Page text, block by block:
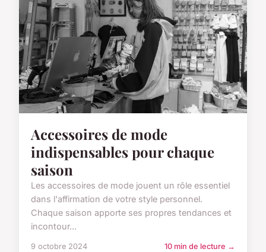
Accessoires de mode
indispensables pour chaque
saison
Les accessoires de mode jouent un rôle essentiel
dans l'affirmation de votre style personnel.
Chaque saison apporte ses propres tendances et
incontour...
9 octobre 2024 10 min de lecture →